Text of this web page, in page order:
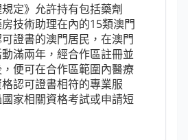
規定》允許持有包括藥劑
技術助理在內的15類澳門
證書的澳門居民，在澳門
滿兩年，經合作區註冊並
便可在合作區範圍內醫療
認可證書相符的專業服
家相關資格考試或申請短